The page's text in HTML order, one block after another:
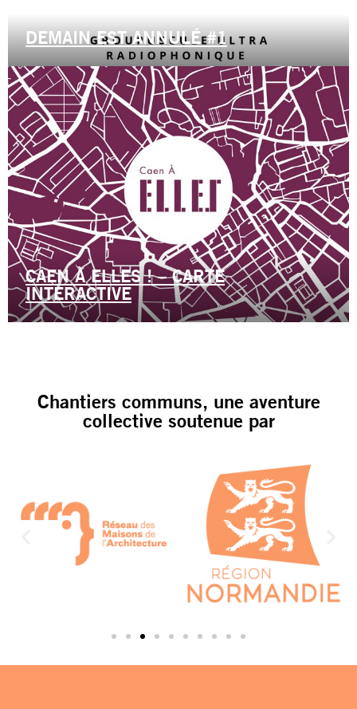
DEMAIN EST ANNULÉ #1
CAEN À ELLES ! – CARTE
INTERACTIVE
Chantiers communs, une aventure
collective soutenue par